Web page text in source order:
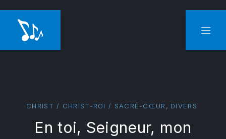
CHRIST / CHRIST-ROI / SACRÉ-CŒUR , DIVERS
En toi, Seigneur, mon